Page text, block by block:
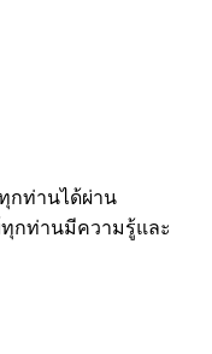
ทุกท่านได้ผ่าน
กท่านมีความรู้และ